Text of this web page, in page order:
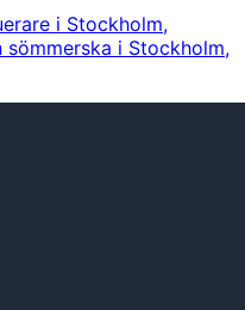
i Stockholm,
sömmerska i Stockholm,